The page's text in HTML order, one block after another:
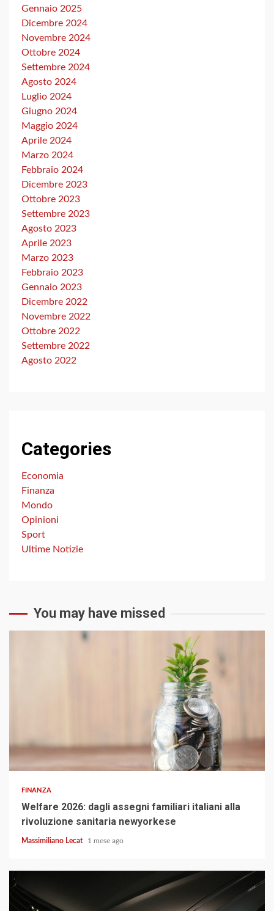
Gennaio 2025
Dicembre 2024
Novembre 2024
Ottobre 2024
Settembre 2024
Agosto 2024
Luglio 2024
Giugno 2024
Maggio 2024
Aprile 2024
Marzo 2024
Febbraio 2024
Dicembre 2023
Ottobre 2023
Settembre 2023
Agosto 2023
Aprile 2023
Marzo 2023
Febbraio 2023
Gennaio 2023
Dicembre 2022
Novembre 2022
Ottobre 2022
Settembre 2022
Agosto 2022
Categories
Economia
Finanza
Mondo
Opinioni
Sport
Ultime Notizie
You may have missed
FINANZA
Welfare 2026: dagli assegni familiari italiani alla
rivoluzione sanitaria newyorkese
Massimiliano Lecat 1 mese ago